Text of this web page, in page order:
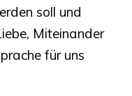
soll und
Miteinander
für uns